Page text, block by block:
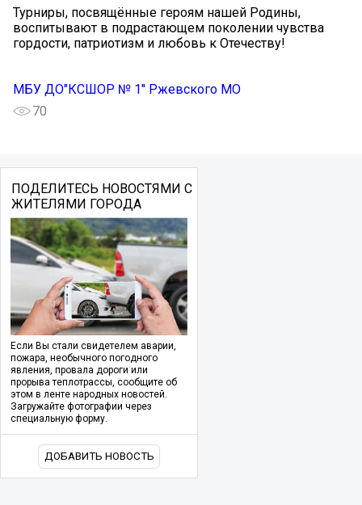
Турниры, посвящённые героям нашей Родины,
воспитывают в подрастающем поколении чувства
гордости, патриотизм и любовь к Отечеству!
МБУ ДО"КСШОР № 1" Ржевского МО
70
ПОДЕЛИТЕСЬ НОВОСТЯМИ С
ЖИТЕЛЯМИ ГОРОДА
Если Вы стали свидетелем аварии,
пожара, необычного погодного
явления, провала дороги или
прорыва теплотрассы, сообщите об
этом в ленте народных новостей.
Загружайте фотографии через
специальную форму.
ДОБАВИТЬ НОВОСТЬ